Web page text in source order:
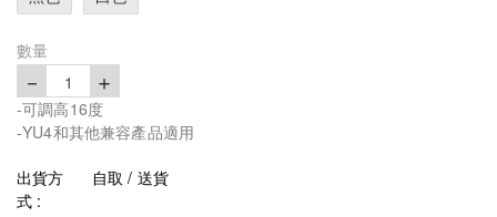
數量
－ 1 ＋
-可調高16度
-YU4和其他兼容產品適用
出貨方
式 :
自取 / 送貨